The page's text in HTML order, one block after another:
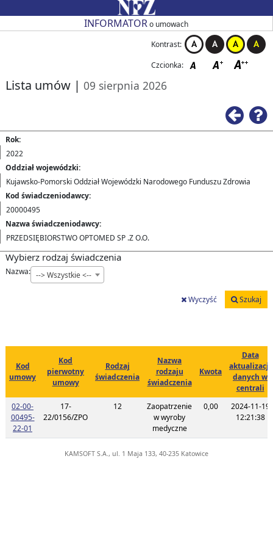
Przejdź do strony głównejINFORMATORo umowach
Kontrast:
Czcionka:
Lista umów | 09 sierpnia 2026
Rok:
2022
Oddział wojewódzki:
Kujawsko-Pomorski Oddział Wojewódzki Narodowego Funduszu Zdrowia
Kod świadczeniodawcy:
20000495
Nazwa świadczeniodawcy:
PRZEDSIĘBIORSTWO OPTOMED SP .Z O.O.
Wybierz rodzaj świadczenia
Nazwa: --> Wszystkie <--
Wyczyść Szukaj
Kod
umowy
Kod
pierwotny
umowy
Rodzaj
świadczenia
Nazwa
rodzaju
świadczenia
Kwota
Data
aktualizacji
danych w
centrali
02-00-
00495-
22-01 Link do listy planu umowy o kodzie 02-00-00495-22-01
17-
22/0156/ZPO
12
Zaopatrzenie
w wyroby
medyczne
0,00
2024-11-19
12:21:38
KAMSOFT S.A., ul. 1 Maja 133, 40-235 Katowice